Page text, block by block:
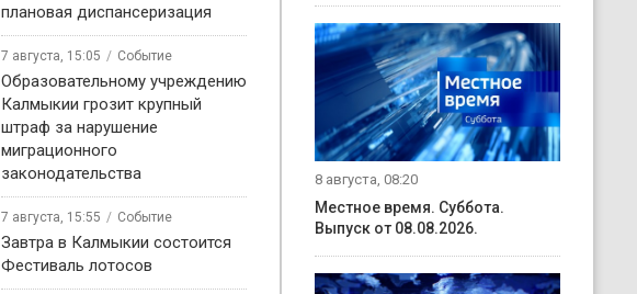
плановая диспансеризация
7 августа, 15:05 Событие
Образовательному учреждению
Калмыкии грозит крупный
штраф за нарушение
миграционного
законодательства
7 августа, 15:55 Событие
Завтра в Калмыкии состоится
Фестиваль лотосов
8 августа, 08:20
Местное время. Суббота.
Выпуск от 08.08.2026.